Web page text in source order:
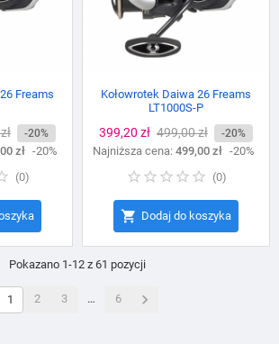
Freams
-20%
zł -20%
(0)
Kołowrotek Daiwa 26 Freams
LT1000S-P
Cena
399,20 zł Cena
podstawowa
499,00 zł -20%
Najniższa cena: 499,00 zł -20%
(0)
 Dodaj do koszyka
Pokazano 1-12 z 61 pozycji
1 2 3 … 6 